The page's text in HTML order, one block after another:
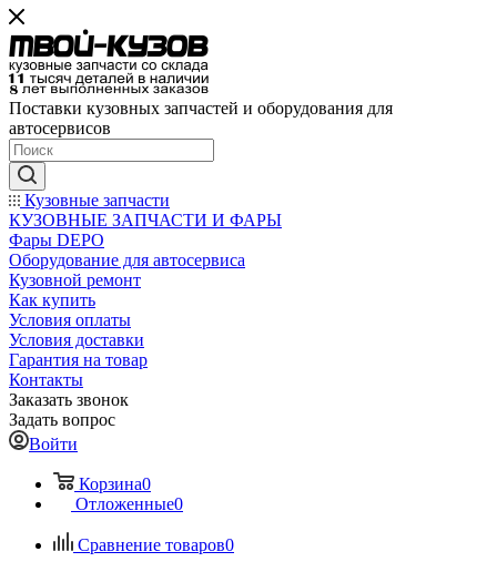
Поставки кузовных запчастей и оборудования для
автосервисов
Кузовные запчасти
КУЗОВНЫЕ ЗАПЧАСТИ И ФАРЫ
Фары DEPO
Оборудование для автосервиса
Кузовной ремонт
Как купить
Условия оплаты
Условия доставки
Гарантия на товар
Контакты
Заказать звонок
Задать вопрос
Войти
Корзина0
Отложенные0
Сравнение товаров0